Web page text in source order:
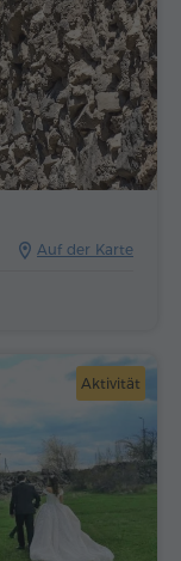
Auf der Karte
Aktivität